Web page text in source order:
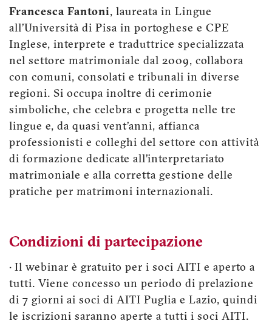
Francesca Fantoni, laureata in Lingue
all’Università di Pisa in portoghese e CPE
Inglese, interprete e traduttrice specializzata
nel settore matrimoniale dal 2009, collabora
con comuni, consolati e tribunali in diverse
regioni. Si occupa inoltre di cerimonie
simboliche, che celebra e progetta nelle tre
lingue e, da quasi vent’anni, affianca
professionisti e colleghi del settore con attività
di formazione dedicate all’interpretariato
matrimoniale e alla corretta gestione delle
pratiche per matrimoni internazionali.
Condizioni di partecipazione
• Il webinar è gratuito per i soci AITI e aperto a
tutti. Viene concesso un periodo di prelazione
di 7 giorni ai soci di AITI Puglia e Lazio, quindi
le iscrizioni saranno aperte a tutti i soci AITI.